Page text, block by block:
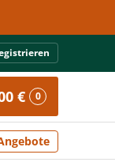
€ 0